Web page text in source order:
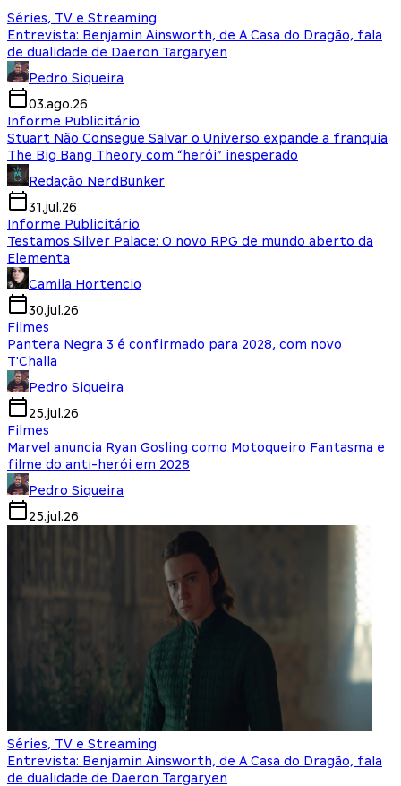
Séries, TV e Streaming
Entrevista: Benjamin Ainsworth, de A Casa do Dragão, fala
de dualidade de Daeron Targaryen
Pedro Siqueira
03.ago.26
Informe Publicitário
Stuart Não Consegue Salvar o Universo expande a franquia
The Big Bang Theory com “herói” inesperado
Redação NerdBunker
31.jul.26
Informe Publicitário
Testamos Silver Palace: O novo RPG de mundo aberto da
Elementa
Camila Hortencio
30.jul.26
Filmes
Pantera Negra 3 é confirmado para 2028, com novo
T'Challa
Pedro Siqueira
25.jul.26
Filmes
Marvel anuncia Ryan Gosling como Motoqueiro Fantasma e
filme do anti-herói em 2028
Pedro Siqueira
25.jul.26
Séries, TV e Streaming
Entrevista: Benjamin Ainsworth, de A Casa do Dragão, fala
de dualidade de Daeron Targaryen